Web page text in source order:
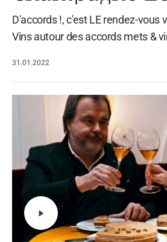
31.01.2022
Haas chez
D'accords !, c'est LE rendez-vous
Vins autour des accords mets &